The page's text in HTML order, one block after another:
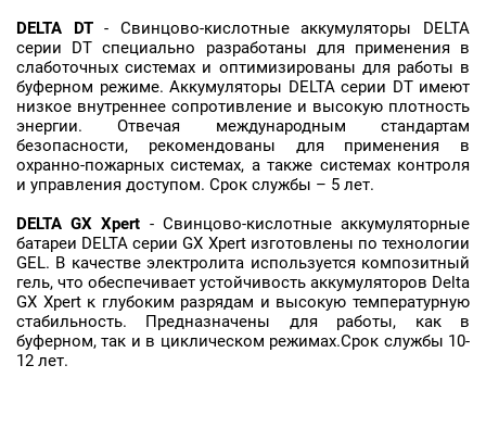
DELTA DT - Свинцово-кислотные аккумуляторы DELTA
серии DT специально разработаны для применения в
слаботочных системах и оптимизированы для работы в
буферном режиме. Аккумуляторы DELTA серии DT имеют
низкое внутреннее сопротивление и высокую плотность
энергии. Отвечая международным стандартам
безопасности, рекомендованы для применения в
охранно-пожарных системах, а также системах контроля
и управления доступом. Срок службы – 5 лет.
DELTA GXXpert - Свинцово-кислотные аккумуляторные
батареи DELTA серии GX Xpert изготовлены по технологии
GEL. В качестве электролита используется композитный
гель, что обеспечивает устойчивость аккумуляторов Delta
GХ Xpert к глубоким разрядам и высокую температурную
стабильность. Предназначены для работы, как в
буферном, так и в циклическом режимах.Срок службы 10-
12 лет.